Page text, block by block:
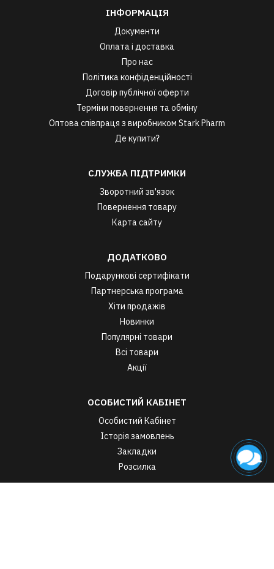
ІНФОРМАЦІЯ
Документи
Оплата і доставка
Про нас
Політика конфіденційності
Договір публічної оферти
Терміни повернення та обміну
Оптова співпраця з виробником Stark Pharm
Де купити?
СЛУЖБА ПІДТРИМКИ
Зворотний зв'язок
Повернення товару
Карта сайту
ДОДАТКОВО
Подарункові сертифікати
Партнерська програма
Хіти продажів
Новинки
Популярні товари
Всі товари
Акції
ОСОБИСТИЙ КАБІНЕТ
Особистий Кабінет
Історія замовлень
Закладки
Розсилка